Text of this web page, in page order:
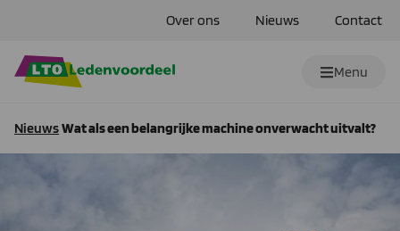
Over ons Nieuws Contact
Menu
NieuwsWat als een belangrijke machine onverwacht uitvalt?